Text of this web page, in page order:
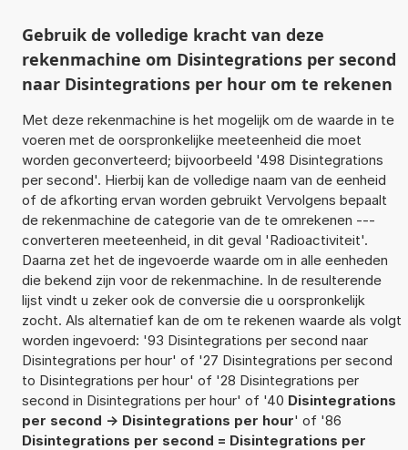
Gebruik de volledige kracht van deze
rekenmachine om Disintegrations per second
naar Disintegrations per hour om te rekenen
Met deze rekenmachine is het mogelijk om de waarde in te
voeren met de oorspronkelijke meeteenheid die moet
worden geconverteerd; bijvoorbeeld '498 Disintegrations
per second'. Hierbij kan de volledige naam van de eenheid
of de afkorting ervan worden gebruikt Vervolgens bepaalt
de rekenmachine de categorie van de te omrekenen ---
converteren meeteenheid, in dit geval 'Radioactiviteit'.
Daarna zet het de ingevoerde waarde om in alle eenheden
die bekend zijn voor de rekenmachine. In de resulterende
lijst vindt u zeker ook de conversie die u oorspronkelijk
zocht. Als alternatief kan de om te rekenen waarde als volgt
worden ingevoerd: '93 Disintegrations per second naar
Disintegrations per hour' of '27 Disintegrations per second
to Disintegrations per hour' of '28 Disintegrations per
second in Disintegrations per hour' of '40 Disintegrations
per second -> Disintegrations per hour' of '86
Disintegrations per second = Disintegrations per